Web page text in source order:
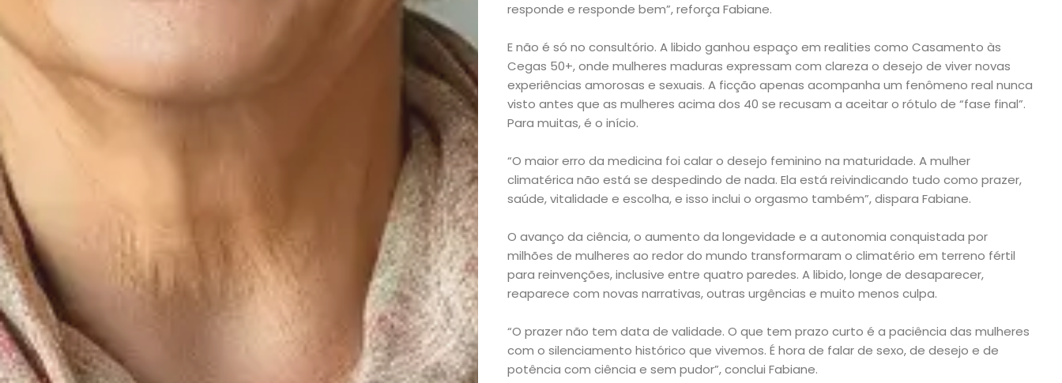
Início
Academia
Beleza
Bora
lá!
Casa
e
Decoração
Exclusiva
responde e responde bem”, reforça Fabiane.
E não é só no consultório. A libido ganhou espaço em realities como Casamento às
Cegas 50+, onde mulheres maduras expressam com clareza o desejo de viver novas
experiências amorosas e sexuais. A ficção apenas acompanha um fenômeno real nunca
visto antes que as mulheres acima dos 40 se recusam a aceitar o rótulo de “fase final”.
Para muitas, é o início.
“O maior erro da medicina foi calar o desejo feminino na maturidade. A mulher
climatérica não está se despedindo de nada. Ela está reivindicando tudo como prazer,
saúde, vitalidade e escolha, e isso inclui o orgasmo também”, dispara Fabiane.
O avanço da ciência, o aumento da longevidade e a autonomia conquistada por
milhões de mulheres ao redor do mundo transformaram o climatério em terreno fértil
para reinvenções, inclusive entre quatro paredes. A libido, longe de desaparecer,
reaparece com novas narrativas, outras urgências e muito menos culpa.
“O prazer não tem data de validade. O que tem prazo curto é a paciência das mulheres
com o silenciamento histórico que vivemos. É hora de falar de sexo, de desejo e de
potência com ciência e sem pudor”, conclui Fabiane.